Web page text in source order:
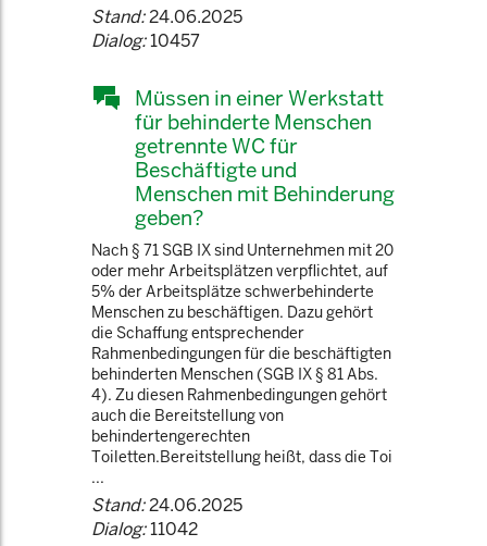
Stand:24.06.2025
Dialog:10457
Müssen in einer Werkstatt
für behinderte Menschen
getrennte WC für
Beschäftigte und
Menschen mit Behinderung
geben?
Nach § 71 SGB IX sind Unternehmen mit 20
oder mehr Arbeitsplätzen verpflichtet, auf
5% der Arbeitsplätze schwerbehinderte
Menschen zu beschäftigen. Dazu gehört
die Schaffung entsprechender
Rahmenbedingungen für die beschäftigten
behinderten Menschen (SGB IX § 81 Abs.
4). Zu diesen Rahmenbedingungen gehört
auch die Bereitstellung von
behindertengerechten
Toiletten.Bereitstellung heißt, dass die Toi
...
Stand:24.06.2025
Dialog:11042